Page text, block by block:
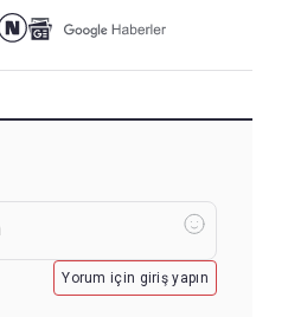
Yorum için giriş yapın